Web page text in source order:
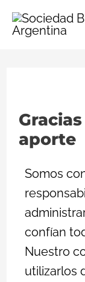
aporte
Somos
confían
Nuestro
utilizarlos